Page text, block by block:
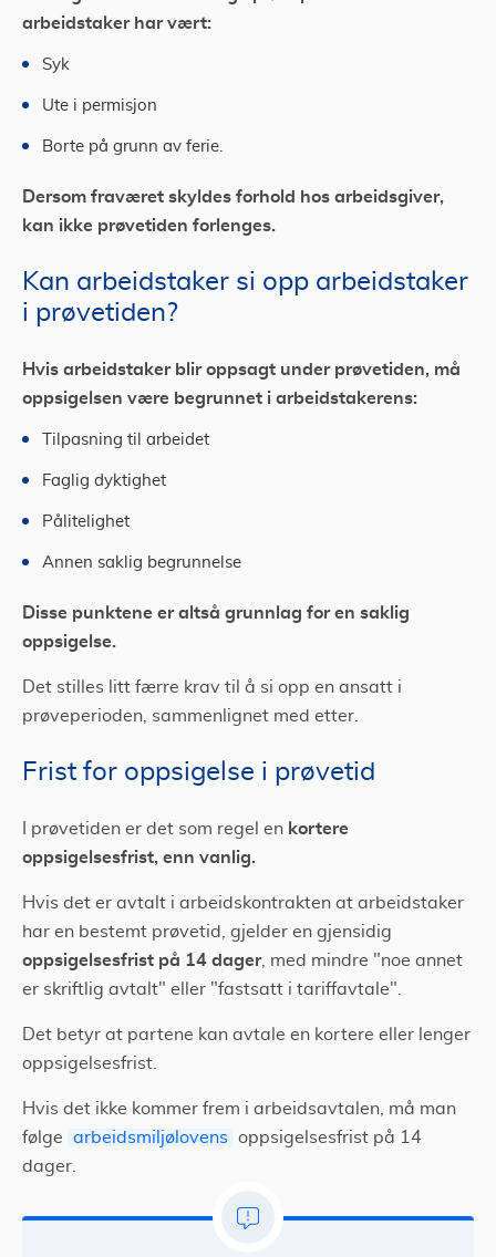
arbeidstaker har vært:
Syk
Ute i permisjon
Borte på grunn av ferie.
Dersom fraværet skyldes forhold hos arbeidsgiver,
kan ikke prøvetiden forlenges.
Kan arbeidstaker si opp arbeidstaker
i prøvetiden?
Hvis arbeidstaker blir oppsagt under prøvetiden, må
oppsigelsen være begrunnet i arbeidstakerens:
Tilpasning til arbeidet
Faglig dyktighet
Pålitelighet
Annen saklig begrunnelse
Disse punktene er altså grunnlag for en saklig
oppsigelse.
Det stilles litt færre krav til å si opp en ansatt i
prøveperioden, sammenlignet med etter.
Frist for oppsigelse i prøvetid
I prøvetiden er det som regel en kortere
oppsigelsesfrist, enn vanlig.
Hvis det er avtalt i arbeidskontrakten at arbeidstaker
har en bestemt prøvetid, gjelder en gjensidig
oppsigelsesfrist på 14 dager, med mindre "noe annet
er skriftlig avtalt" eller "fastsatt i tariffavtale".
Det betyr at partene kan avtale en kortere eller lenger
oppsigelsesfrist.
Hvis det ikke kommer frem i arbeidsavtalen, må man
følge
arbeidsmiljølovens
oppsigelsesfrist på 14
dager.